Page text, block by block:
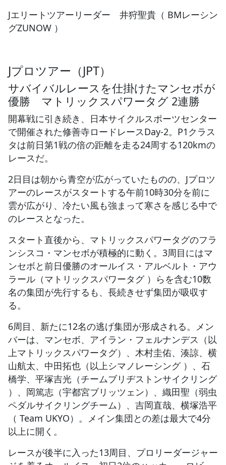
Jエリートツアーリーダー 井狩聖貴（ BMレーシン
グZUNOW ）
Jプロツアー（JPT）
サバイバルレースを仕掛けたマンセボが
優勝 マトリックスパワータグ 2連勝
開幕戦に引き続き、日本サイクルスポーツセンター
で開催された修善寺ロードレースDay-2。P1クラス
タは前日第1戦の倍の距離を走る24周する120kmの
レースだ。
2日目は朝から青空が広がっていたものの、Jプロツ
アーのレースがスタートする午前10時30分を前に
雲が広がり、冷たい風も強まって寒さを感じる中で
のレースとなった。
スタート直後から、マトリックスパワータグのフラ
ンシスコ・マンセボが積極的に動く。3周目にはマ
ンセボと前日優勝のオールイス・アルベルト・アウ
ラール（マトリックスパワータグ ）らを含む10数
名の集団が先行するも、長続きせず集団が吸収す
る。
6周目、新たに12名の逃げ集団が形成される。メン
バーは、マンセボ、アイラン・フェルナンデス（以
上マトリックスパワータグ）、木村圭佑、湊諒、横
山航太、中田拓也（以上シマノレーシング ）、石
橋学、平塚吉光（チームブリヂストンサイクリング
）、岡篤志（宇都宮ブリッツェン）、織田聖（弱虫
ペダルサイクリングチーム）、吉岡直哉、横塚浩平
（ Team UKYO）。メイン集団との差は最大で4分
以上に開く。
レースが後半に入った13周目、プロリーダージャー